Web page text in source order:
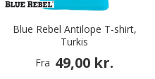
Blue Rebel Antilope T-shirt,
Turkis
Fra 49,00 kr.